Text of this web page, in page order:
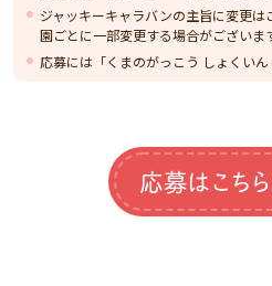
ジャッキーキャラバンの主旨に変更
園ごとに一部変更する場合がございま
応募には「くまのがっこう しょくいん
応募はこち